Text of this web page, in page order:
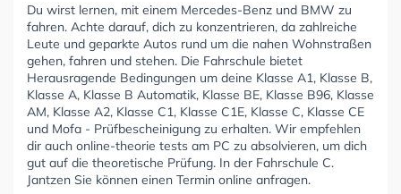
Du wirst lernen, mit einem Mercedes-Benz und BMW zu
fahren. Achte darauf, dich zu konzentrieren, da zahlreiche
Leute und geparkte Autos rund um die nahen Wohnstraßen
gehen, fahren und stehen. Die Fahrschule bietet
Herausragende Bedingungen um deine Klasse A1, Klasse B,
Klasse A, Klasse B Automatik, Klasse BE, Klasse B96, Klasse
AM, Klasse A2, Klasse C1, Klasse C1E, Klasse C, Klasse CE
und Mofa - Prüfbescheinigung zu erhalten. Wir empfehlen
dir auch online-theorie tests am PC zu absolvieren, um dich
gut auf die theoretische Prüfung. In der Fahrschule C.
Jantzen Sie können einen Termin online anfragen.